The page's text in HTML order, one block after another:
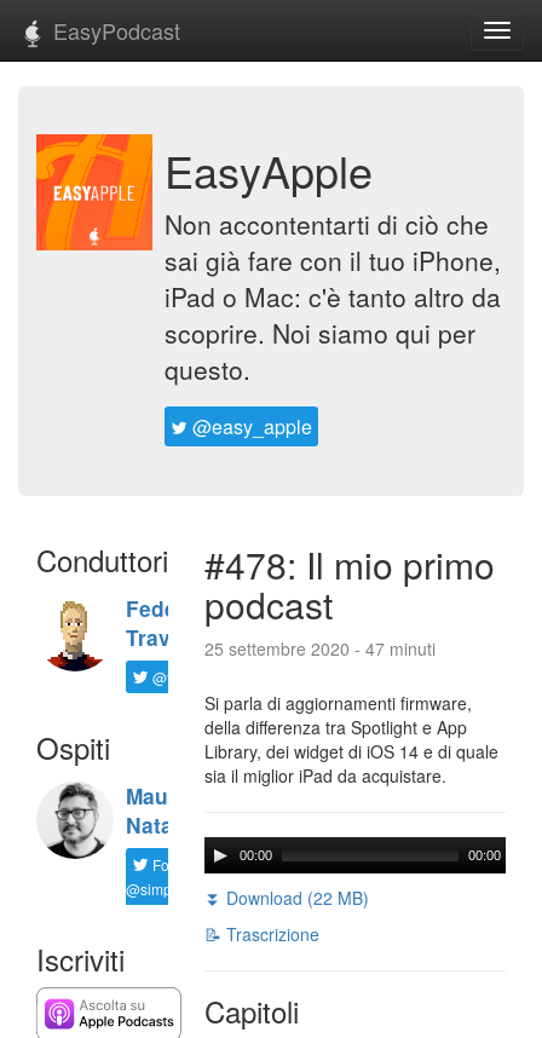
EasyPodcast
EasyApple
Non accontentarti di ciò che
sai già fare con il tuo iPhone,
iPad o Mac: c'è tanto altro da
scoprire. Noi siamo qui per
questo.
@easy_apple
Conduttori
Federico
Travaini
@ftrava
Ospiti
Maurizio
Natali
Follow
@simplemal
Iscriviti
#478: Il mio primo
podcast
25 settembre 2020 - 47 minuti
Si parla di aggiornamenti firmware,
della differenza tra Spotlight e App
Library, dei widget di iOS 14 e di quale
sia il miglior iPad da acquistare.
00:00 00:00
⏬ Download (22 MB)
📝 Trascrizione
Capitoli